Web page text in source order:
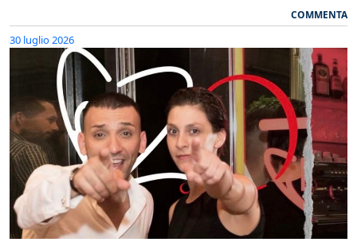
COMMENTA
30 luglio 2026